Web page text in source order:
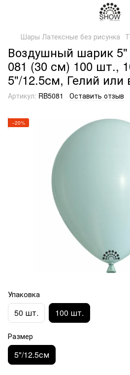
Шары Латексные без рисунка
Воздушный шарик 5"
081 (30 см) 100 шт.,
5"/12.5см, Гелий или
Артикул: RB5081 Оставить отзыв
−20%
Упаковка
50 шт. 100 шт.
Размер
5"/12.5см